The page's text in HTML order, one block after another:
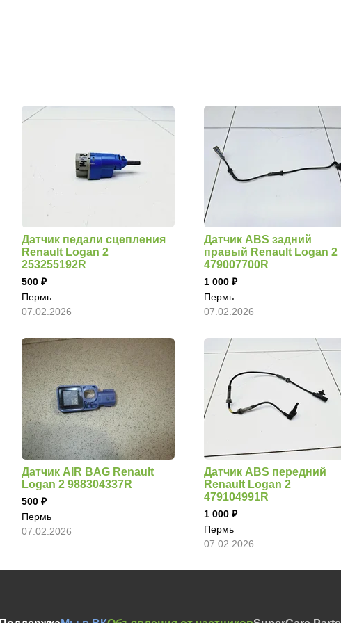
Датчик педали сцепления
Renault Logan 2
253255192R
500
Пермь
07.02.2026
Датчик ABS задний
правый Renault Logan 2
479007700R
1 000
Пермь
07.02.2026
Датчик AIR BAG Renault
Logan 2 988304337R
500
Пермь
07.02.2026
Датчик ABS передний
Renault Logan 2
479104991R
1 000
Пермь
07.02.2026